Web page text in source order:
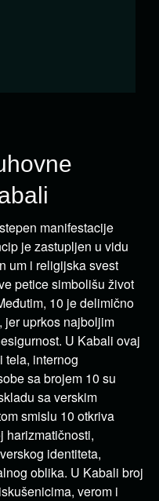
manifestacije
je zastupljen u vidu
um i religijska svest
petice simbolišu život
10 je delimično
jer uprkos najboljim
U Kabali ovaj
tela, internog
sa brojem 10 su
sa verskim
smislu 10 otkriva
harizmatičnosti,
identiteta,
oblika. U Kabali broj
verom i